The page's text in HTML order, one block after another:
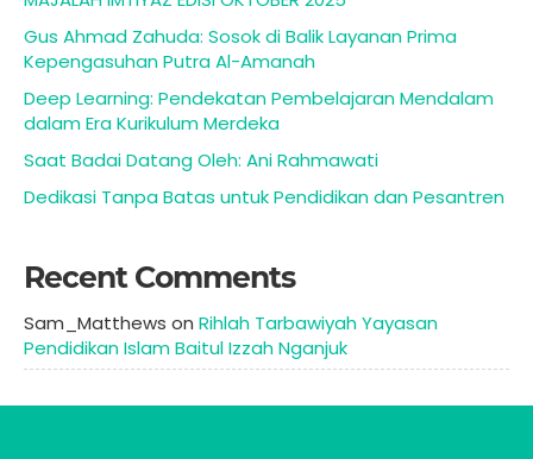
Gus Ahmad Zahuda: Sosok di Balik Layanan Prima
Kepengasuhan Putra Al-Amanah
Deep Learning: Pendekatan Pembelajaran Mendalam
dalam Era Kurikulum Merdeka
Saat Badai Datang Oleh: Ani Rahmawati
Dedikasi Tanpa Batas untuk Pendidikan dan Pesantren
Recent Comments
Sam_Matthews on Rihlah Tarbawiyah Yayasan
Pendidikan Islam Baitul Izzah Nganjuk